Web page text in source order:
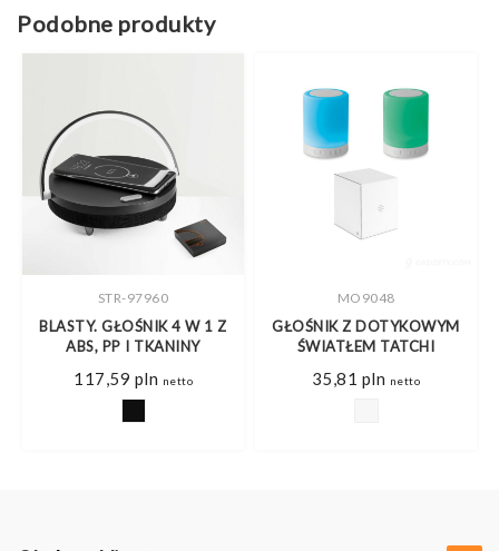
Podobne produkty
STR-97960
BLASTY. GŁOŚNIK 4 W 1 Z
ABS, PP I TKANINY
117,59 pln netto
MO9048
GŁOŚNIK Z DOTYKOWYM
ŚWIATŁEM TATCHI
35,81 pln netto